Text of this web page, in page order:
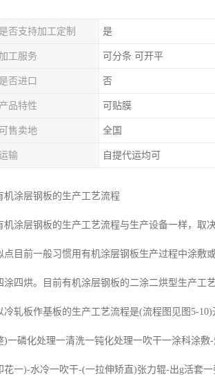
是否支持加工定制 是
工服务 可分条 可开平
是否进口 否
产品特性 可贴膜
可售卖地 全国
输 自提代运均可
机涂层钢板的生产工艺流程
机涂层钢板的生产工艺流程与生产设备一样，取
点目前一般习惯用有机涂层钢板生产过程中涂敷
涂四烘。目前有机涂层钢板的二涂二烘型生产工
冷轧板作基板的生产工艺流程是(流程图见图5-
)一磷化处理一清洗一钝化处理一吹干一涂科涂
花一)-水冷一吹干-(一拉伸矫直)张力辊-出g活套